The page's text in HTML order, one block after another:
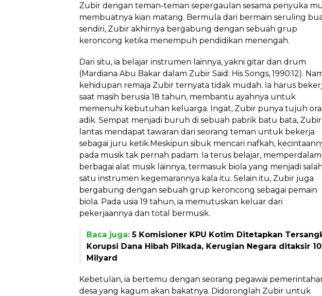
Zubir dengan teman-teman sepergaulan sesama penyuka
membuatnya kian matang. Bermula dari bermain seruling
sendiri, Zubir akhirnya bergabung dengan sebuah grup
keroncong ketika menempuh pendidikan menengah.
Dari situ, ia belajar instrumen lainnya, yakni gitar dan drum
(Mardiana Abu Bakar dalam Zubir Said: His Songs, 1990:12).
kehidupan remaja Zubir ternyata tidak mudah. Ia harus
saat masih berusia 18 tahun, membantu ayahnya untuk
memenuhi kebutuhan keluarga. Ingat, Zubir punya tujuh
adik. Sempat menjadi buruh di sebuah pabrik batu bata, Zubir
lantas mendapat tawaran dari seorang teman untuk bekerja
sebagai juru ketik.Meskipun sibuk mencari nafkah,
pada musik tak pernah padam. Ia terus belajar, memperdalam
berbagai alat musik lainnya, termasuk biola yang menjadi salah
satu instrumen kegemarannya kala itu. Selain itu, Zubir juga
bergabung dengan sebuah grup keroncong sebagai pemain
biola. Pada usia 19 tahun, ia memutuskan keluar dari
pekerjaannya dan total bermusik.
Baca juga:5 Komisioner KPU Kotim Ditetapkan
Korupsi Dana Hibah Pilkada, Kerugian Negara ditaksir 10
Milyard
Kebetulan, ia bertemu dengan seorang pegawai
desa yang kagum akan bakatnya. Didoronglah Zubir untuk